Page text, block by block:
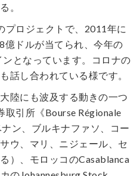
。
プロジェクトで、2011年に
億ドルが当てられ、今年の
となっています。コロナの
話し合われている様です。
陸にも波及する動きの一つ
取引所《Bourse Régionale
ン、ブルキナファソ、コー
ウ、マリ、ニジェール、セ
）、モロッコのCasablanca